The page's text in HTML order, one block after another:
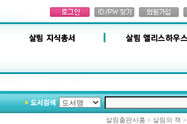
살림출판사홈 > 살림의 책 >